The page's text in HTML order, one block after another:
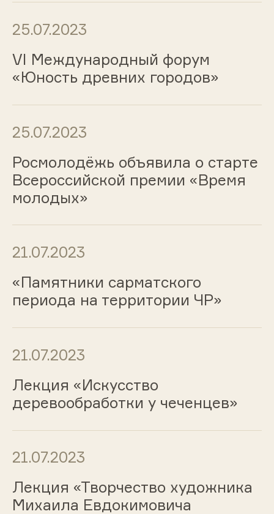
25.07.2023
VI Международный форум
«Юность древних городов»
25.07.2023
Росмолодёжь объявила о старте
Всероссийской премии «Время
молодых»
21.07.2023
«Памятники сарматского
периода на территории ЧР»
21.07.2023
Лекция «Искусство
деревообработки у чеченцев»
21.07.2023
Лекция «Творчество художника
Михаила Евдокимовича